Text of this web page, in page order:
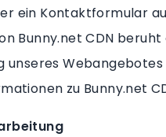
ein Kontaktformular
Bunny.net CDN
unseres Webangebotes
zu Bunny.net